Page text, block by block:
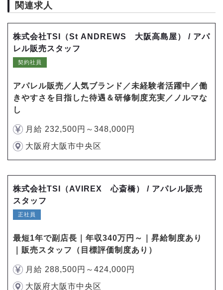
関連求人
株式会社TSI（St ANDREWS 大阪高島屋） / アパ
レル販売スタッフ
契約社員
アパレル販売／人気ブランド／未経験者活躍中／働
きやすさを目指した待遇＆研修制度充実／ノルマな
し
月給 232,500円～348,000円
大阪府大阪市中央区
株式会社TSI（AVIREX 心斎橋） / アパレル販売
スタッフ
正社員
最短1年で副店長｜年収340万円～｜昇給制度あり
｜販売スタッフ（目標評価制度あり）
月給 288,500円～424,000円
大阪府大阪市中央区